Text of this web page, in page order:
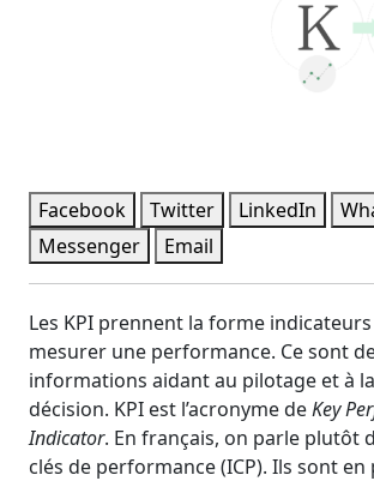
Facebook Twitter LinkedIn
Messenger
Email
Les KPI prennent la forme
mesurer une performance. Ce sont
informations aidant au pilotage et à
décision. KPI est l’acronyme deKey
Indicator. En français, on parle plutôt
clés de performance (ICP). Ils sont